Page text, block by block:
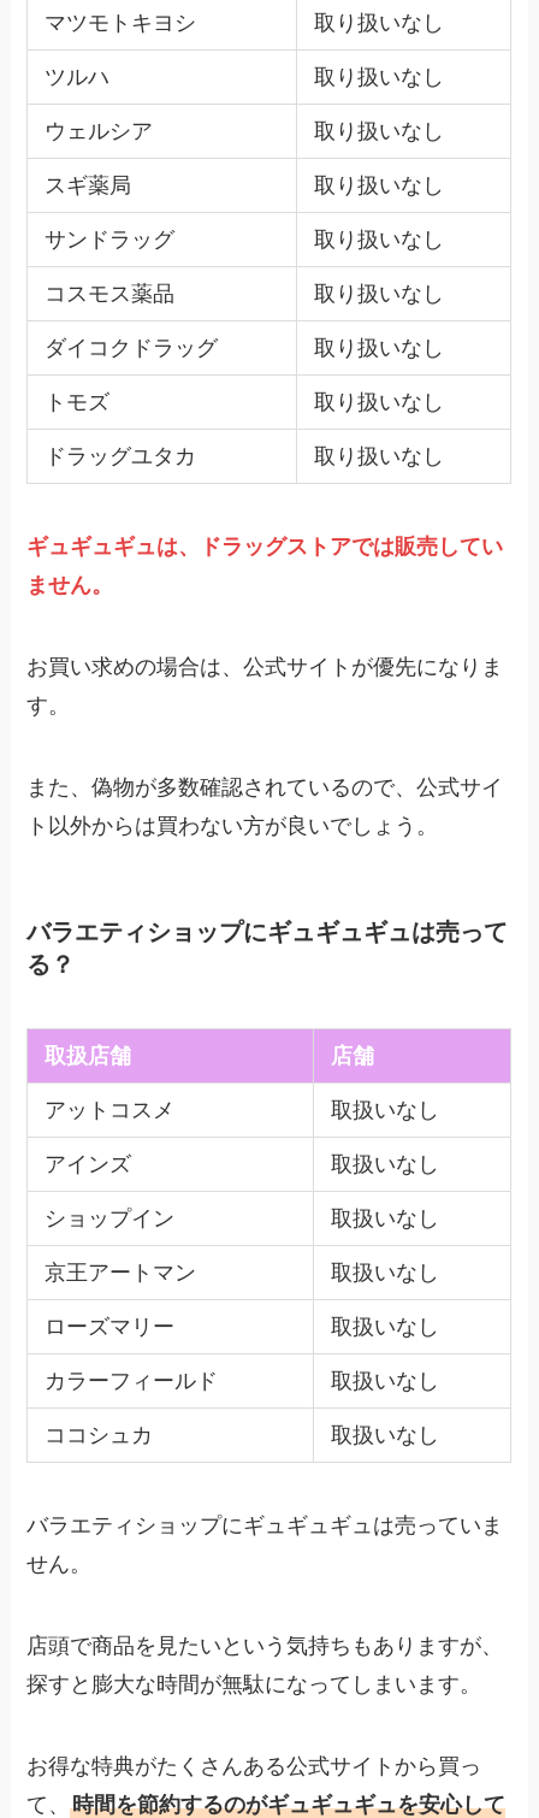
マツモトキヨシ 取り扱いなし
ツルハ 取り扱いなし
ウェルシア 取り扱いなし
スギ薬局 取り扱いなし
サンドラッグ 取り扱いなし
コスモス薬品 取り扱いなし
ダイコクドラッグ 取り扱いなし
トモズ 取り扱いなし
ドラッグユタカ 取り扱いなし
ギュギュギュは、ドラッグストアでは販売してい
ません。
お買い求めの場合は、公式サイトが優先になりま
す。
また、偽物が多数確認されているので、公式サイ
ト以外からは買わない方が良いでしょう。
バラエティショップにギュギュギュは売って
る？
取扱店舗 店舗
アットコスメ 取扱いなし
アインズ 取扱いなし
ショップイン 取扱いなし
京王アートマン 取扱いなし
ローズマリー 取扱いなし
カラーフィールド 取扱いなし
ココシュカ 取扱いなし
バラエティショップにギュギュギュは売っていま
せん。
店頭で商品を見たいという気持ちもありますが、
探すと膨大な時間が無駄になってしまいます。
お得な特典がたくさんある公式サイトから買っ
て、時間を節約するのがギュギュギュを安心して